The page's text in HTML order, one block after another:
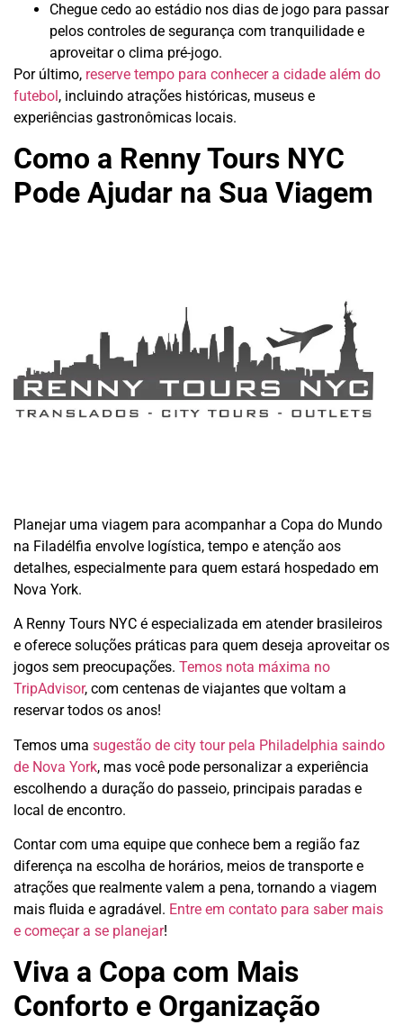
Chegue cedo ao estádio nos dias de jogo para passar
pelos controles de segurança com tranquilidade e
aproveitar o clima pré-jogo.
Por último, reserve tempo para conhecer a cidade além do
futebol, incluindo atrações históricas, museus e
experiências gastronômicas locais.
Como a Renny Tours NYC
Pode Ajudar na Sua Viagem
Planejar uma viagem para acompanhar a Copa do Mundo
na Filadélfia envolve logística, tempo e atenção aos
detalhes, especialmente para quem estará hospedado em
Nova York.
A Renny Tours NYC é especializada em atender brasileiros
e oferece soluções práticas para quem deseja aproveitar os
jogos sem preocupações. Temos nota máxima no
TripAdvisor, com centenas de viajantes que voltam a
reservar todos os anos!
Temos uma sugestão de city tour pela Philadelphia saindo
de Nova York, mas você pode personalizar a experiência
escolhendo a duração do passeio, principais paradas e
local de encontro.
Contar com uma equipe que conhece bem a região faz
diferença na escolha de horários, meios de transporte e
atrações que realmente valem a pena, tornando a viagem
mais fluida e agradável. Entre em contato para saber mais
e começar a se planejar!
Viva a Copa com Mais
Conforto e Organização